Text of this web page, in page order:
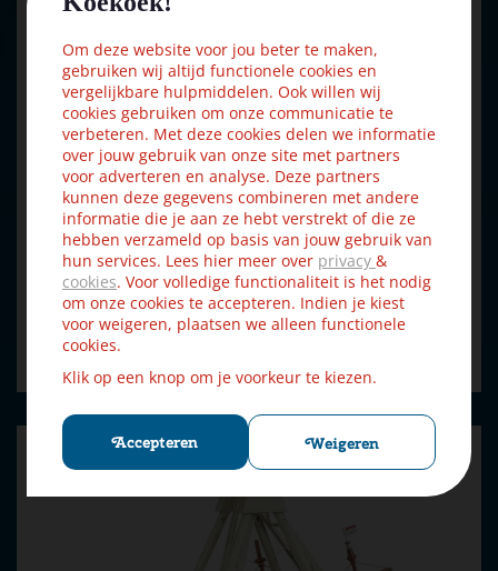
Om deze website voor jou beter te maken,
gebruiken wij altijd functionele cookies en
vergelijkbare hulpmiddelen. Ook willen wij
cookies gebruiken om onze communicatie te
verbeteren. Met deze cookies delen we informatie
over jouw gebruik van onze site met partners
voor adverteren en analyse. Deze partners
kunnen deze gegevens combineren met andere
informatie die je aan ze hebt verstrekt of die ze
hebben verzameld op basis van jouw gebruik van
hun services. Lees hier meer over privacy &
cookies. Voor volledige functionaliteit is het nodig
om onze cookies te accepteren. Indien je kiest
voor weigeren, plaatsen we alleen functionele
cookies.
Klik op een knop om je voorkeur te kiezen.
Accepteren Weigeren
Luville Efteling Anton Pieck carrousel 23x23x25.5 cm
€ 195 ,00 € 175,50
Bestellen